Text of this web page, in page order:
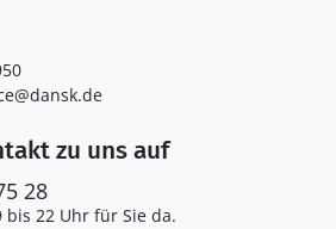
zu uns auf
28
bis 22 Uhr für Sie da.